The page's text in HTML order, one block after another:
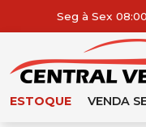
Seg à Sex
ESTOQUE VENDA